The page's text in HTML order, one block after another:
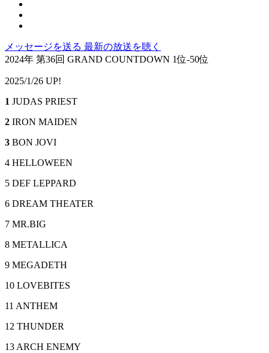
メッセージを送る 最新の放送を聴く
2024年 第36回 GRAND COUNTDOWN 1位-50位
2025/1/26 UP!
1 JUDAS PRIEST
2 IRON MAIDEN
3 BON JOVI
4 HELLOWEEN
5 DEF LEPPARD
6 DREAM THEATER
7 MR.BIG
8 METALLICA
9 MEGADETH
10 LOVEBITES
11 ANTHEM
12 THUNDER
13 ARCH ENEMY